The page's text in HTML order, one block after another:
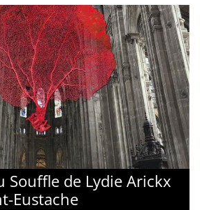
Souffle de Lydie Arickx
Eustache